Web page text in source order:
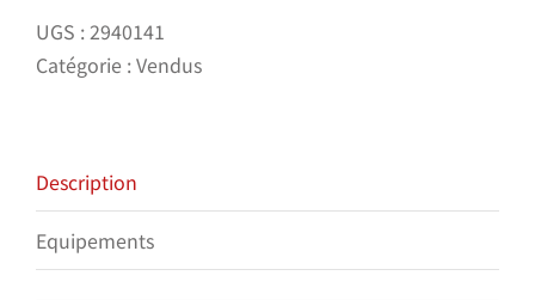
UGS :2940141
Catégorie :Vendus
Description
Equipements